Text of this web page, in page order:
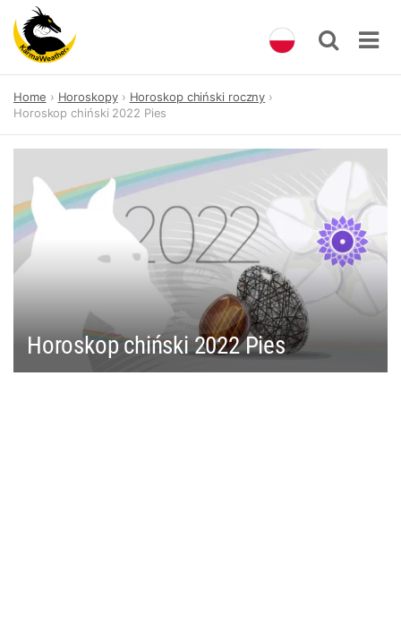
content
Home Horoskopy
Horoskop chiński roczny
Horoskop chiński 2022 Pies
Horoskop chiński 2022 Pies